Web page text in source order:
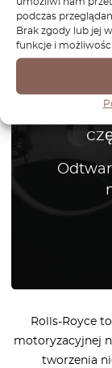
podczas
Brak zgody lub jej
funkcje i
Nie
Rolls-Royce
motoryzacyjnej
tworzenia